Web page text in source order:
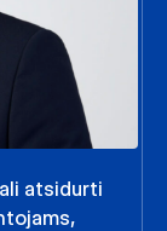
atsidurti